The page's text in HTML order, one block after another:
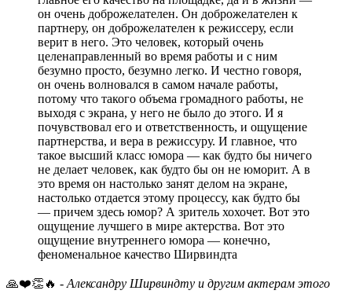
он очень доброжелателен. Он доброжелателен к
партнеру, он доброжелателен к режиссеру, если
верит в него. Это человек, который очень
целенаправленный во время работы и с ним
безумно просто, безумно легко. И честно говоря,
он очень волновался в самом начале работы,
потому что такого объема громадного работы, не
выходя с экрана, у него не было до этого. И я
почувствовал его и ответственность, и ощущение
партнерства, и вера в режиссуру. И главное, что
такое высший класс юмора — как будто бы ничего
не делает человек, как будто бы он не юморит. А в
это время он настолько занят делом на экране,
настолько отдается этому процессу, как будто бы
— причем здесь юмор? А зритель хохочет. Вот это
ощущение лучшего в мире актерства. Вот это
ощущение внутреннего юмора — конечно,
феноменальное качество Ширвиндта
🙏❤️👏🔥 - Александру Ширвиндту и другим актерам этого